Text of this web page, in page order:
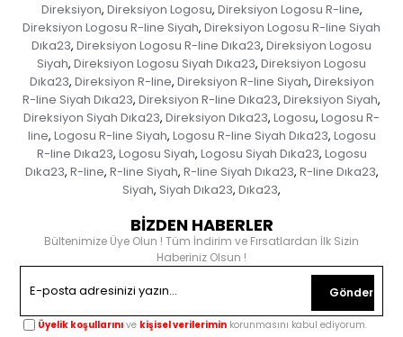
Direksiyon, Direksiyon Logosu, Direksiyon Logosu R-line,
Direksiyon Logosu R-line Siyah, Direksiyon Logosu R-line Siyah
Dıka23, Direksiyon Logosu R-line Dıka23, Direksiyon Logosu
Siyah, Direksiyon Logosu Siyah Dıka23, Direksiyon Logosu
Dıka23, Direksiyon R-line, Direksiyon R-line Siyah, Direksiyon
R-line Siyah Dıka23, Direksiyon R-line Dıka23, Direksiyon Siyah,
Direksiyon Siyah Dıka23, Direksiyon Dıka23, Logosu, Logosu R-
line, Logosu R-line Siyah, Logosu R-line Siyah Dıka23, Logosu
R-line Dıka23, Logosu Siyah, Logosu Siyah Dıka23, Logosu
Dıka23, R-line, R-line Siyah, R-line Siyah Dıka23, R-line Dıka23,
Siyah, Siyah Dıka23, Dıka23,
BİZDEN HABERLER
Bültenimize Üye Olun ! Tüm İndirim ve Fırsatlardan İlk Sizin
Haberiniz Olsun !
Gönder
Üyelik koşullarını ve kişisel verilerimin korunmasını kabul ediyorum.